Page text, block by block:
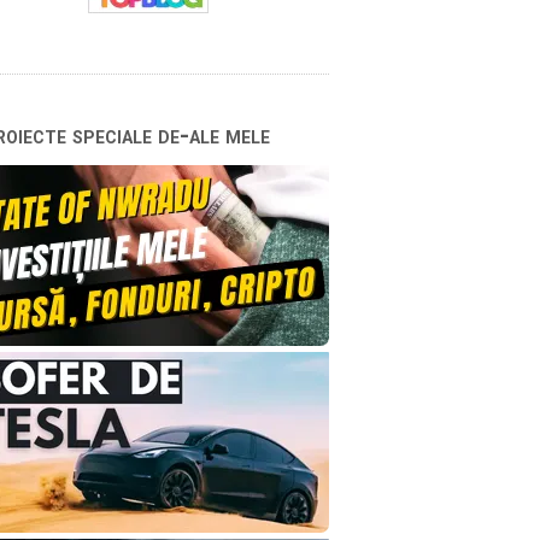
speciale de-ale mele